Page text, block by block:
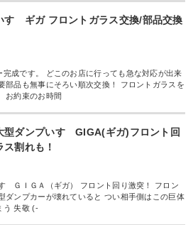
すゞギガ フロントガラス交換/部品交換
成です。 どこのお店に行っても急な対応が出来
部品も無事にそろい順次交換！ フロントガラスを
お約束のお時間
型ダンプいすゞGIGA(ギガ)フロント回
ス割れも！
ゞＧＩＧＡ（ギガ） フロント回り激突！ フロン
ダンプカーが壊れていると つい相手側はこの巨体
う 失敬 (-